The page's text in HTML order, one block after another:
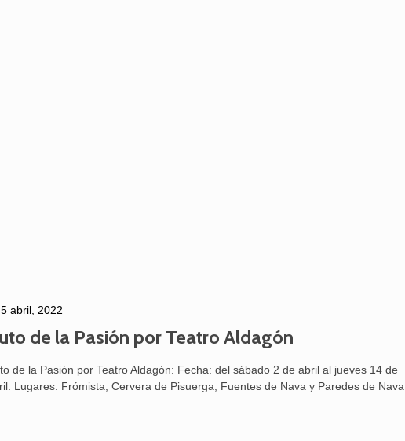
5 abril, 2022
de la Pasión por Teatro Aldagón
de la Pasión por Teatro Aldagón: Fecha: del sábado 2 de abril al jueves 14 de
Lugares: Frómista, Cervera de Pisuerga, Fuentes de Nava y Paredes de Nava